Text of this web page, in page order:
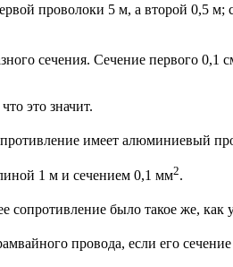
проволоки 5 м, а второй 0,5 м;
сечения. Сечение первого 0,1
это значит.
имеет алюминиевый
1 м и сечением 0,1 мм2.
сопротивление было такое же,
провода, если его